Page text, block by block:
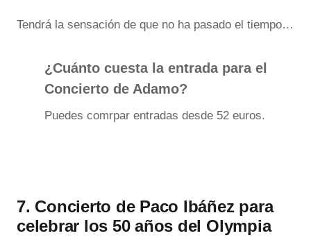
Tendrá la sensación de que no ha pasado el tiempo…
¿Cuánto cuesta la entrada para el
Concierto de Adamo?
Puedes comrpar entradas desde 52 euros.
7. Concierto de Paco Ibáñez para
celebrar los 50 años del Olympia